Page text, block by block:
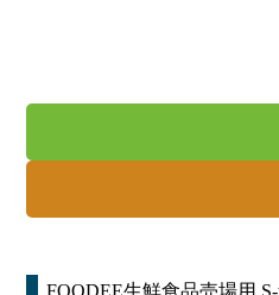
FOODEE生鮮食品売場用